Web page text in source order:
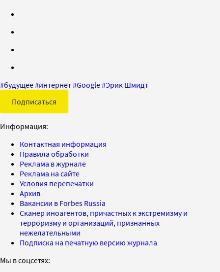
#будущее#интернет#Google#Эрик Шмидт
Подписаться
Информация:
Контактная информация
Правила обработки
Реклама в журнале
Реклама на сайте
Условия перепечатки
Архив
Вакансии в Forbes Russia
Сканер иноагентов, причастных к экстремизму и
терроризму и организаций, признанных
нежелательными
Подписка на печатную версию журнала
Мы в соцсетях: